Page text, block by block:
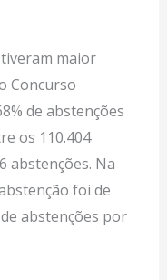
maior
Concurso
de abstenções
os 110.404
abstenções. Na
foi de
abstenções por